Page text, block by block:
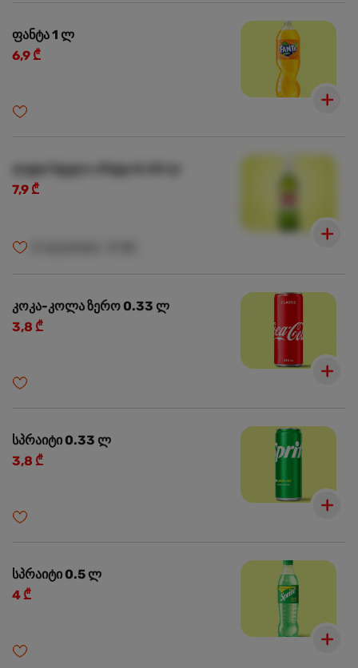
ფანტა 1 ლ
6,9 ₾
ლუდი სტელა არტუა 0.33 ლ
7,9 ₾
კოკა-კოლა ზერო 0.33 ლ
3,8 ₾
სპრაიტი 0.33 ლ
3,8 ₾
სპრაიტი 0.5 ლ
4 ₾